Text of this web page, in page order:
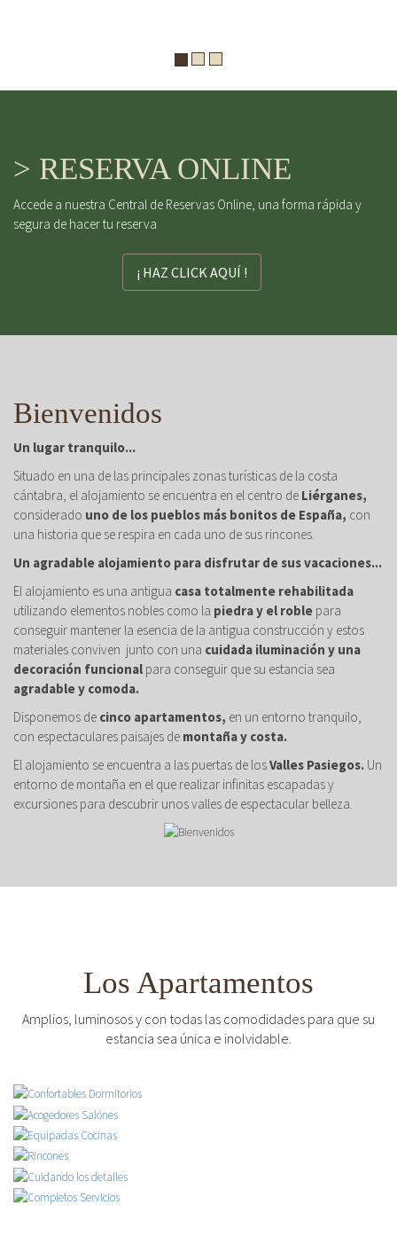
> RESERVA ONLINE
Accede a nuestra Central de Reservas Online, una forma rápida y
segura de hacer tu reserva
¡ HAZ CLICK AQUÍ !
Bienvenidos
Un lugar tranquilo...
Situado en una de las principales zonas turísticas de la costa
cántabra, el alojamiento se encuentra en el centro de Liérganes,
considerado uno de los pueblos más bonitos de España, con
una historia que se respira en cada uno de sus rincones.
Un agradable alojamiento para disfrutar de sus vacaciones...
El alojamiento es una antigua casa totalmente rehabilitada
utilizando elementos nobles como la piedra y el roble para
conseguir mantener la esencia de la antigua construcción y estos
materiales conviven junto con una cuidada iluminación y una
decoración funcional para conseguir que su estancia sea
agradable y comoda.
Disponemos de cinco apartamentos, en un entorno tranquilo,
con espectaculares paisajes de montaña y costa.
El alojamiento se encuentra a las puertas de losValles Pasiegos. Un
entorno de montaña en el que realizar infinitas escapadas y
excursiones para descubrir unos valles de espectacular belleza.
Los Apartamentos
Amplios, luminosos y con todas las comodidades para que su
estancia sea única e inolvidable.